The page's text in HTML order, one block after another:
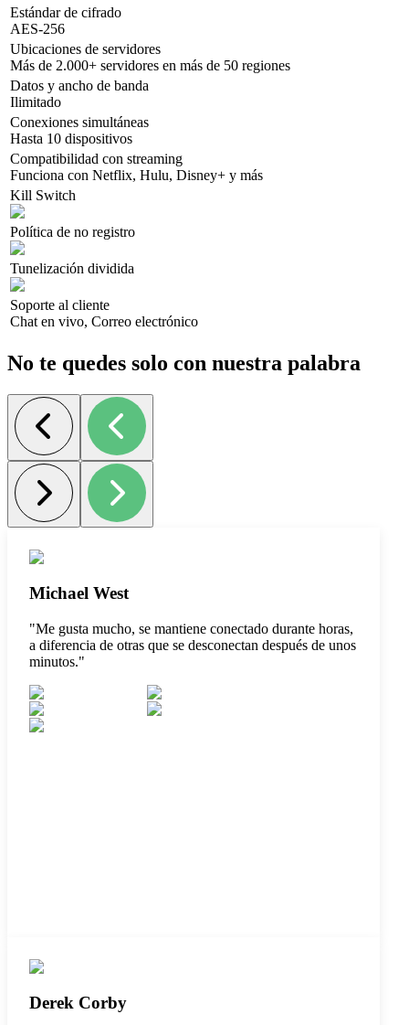
Estándar de cifrado
AES-256
Ubicaciones de servidores
Más de 2.000+ servidores en más de 50 regiones
Datos y ancho de banda
Ilimitado
Conexiones simultáneas
Hasta 10 dispositivos
Compatibilidad con streaming
Funciona con Netflix, Hulu, Disney+ y más
Kill Switch
Política de no registro
Tunelización dividida
Soporte al cliente
Chat en vivo, Correo electrónico
No te quedes solo con nuestra palabra
Michael West
"Me gusta mucho, se mantiene conectado durante horas,
a diferencia de otras que se desconectan después de unos
minutos."
Derek Corby